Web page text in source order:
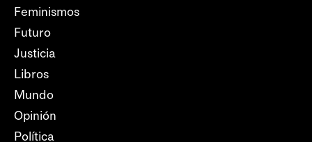
Feminismos
Futuro
Justicia
Libros
Mundo
Opinión
Política